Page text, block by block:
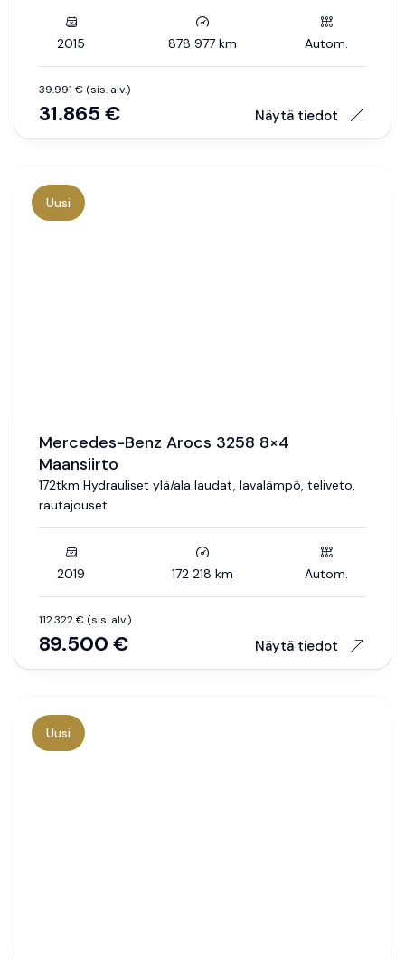
2015 878 977 km Autom.
39.991 € (sis. alv.)
31.865 € Näytä tiedot
Uusi
Mercedes-Benz Arocs 3258 8×4
Maansiirto
172tkm Hydrauliset ylä/ala laudat, lavalämpö, teliveto,
rautajouset
2019 172 218 km Autom.
112.322 € (sis. alv.)
89.500 € Näytä tiedot
Uusi